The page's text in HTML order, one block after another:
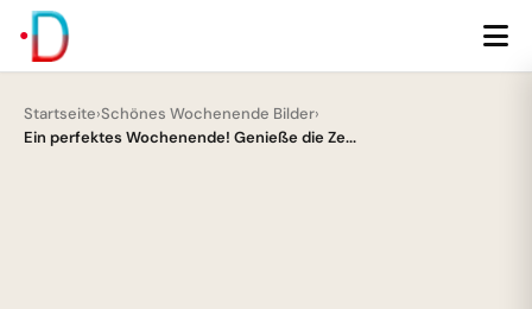
Startseite›Schönes Wochenende Bilder›
Ein perfektes Wochenende! Genieße die Ze...